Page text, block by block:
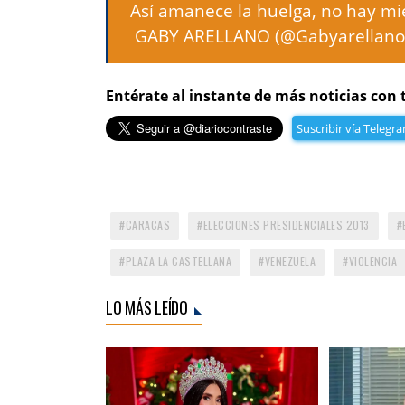
Así amanece la huelga, no hay
 GABY ARELLANO
Entérate al instante de más noticias
Suscribir vía
CARACAS ELECCIONES PRESIDENCIALES 2013
PLAZA LA CASTELLANA VENEZUELA VIOLENCIA
LO MÁS LEÍDO